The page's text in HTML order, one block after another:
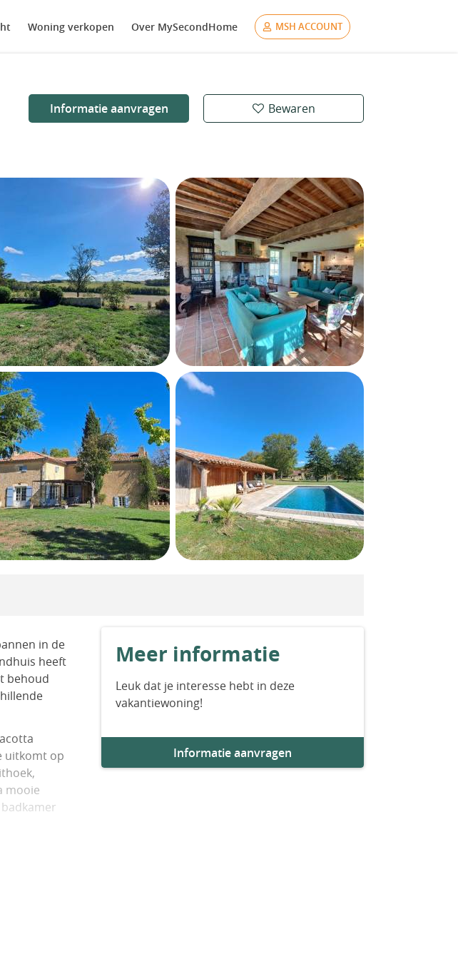
Woning verkopen Over MySecondHome MSH ACCOUNT
Informatie aanvragen Bewaren
in de
heeft
behoud
uitkomt op
mooie
en
Meer informatie
Leuk dat je interesse hebt in deze
vakantiewoning!
Informatie aanvragen